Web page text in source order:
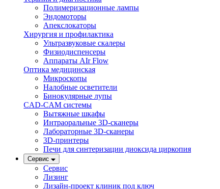
Полимеризационные лампы
Эндомоторы
Апекслокаторы
Хирургия и профилактика
Ультразвуковые скалеры
Физиодиспенсеры
Аппараты AIr Flow
Оптика медицинская
Микроскопы
Налобные осветители
Бинокулярные лупы
CAD-CAM системы
Вытяжные шкафы
Интраоральные 3D-сканеры
Лабораторные 3D-сканеры
3D-принтеры
Печи для синтеризации диоксида циркопия
Сервис
Сервис
Лизинг
Дизайн-проект клиник под ключ